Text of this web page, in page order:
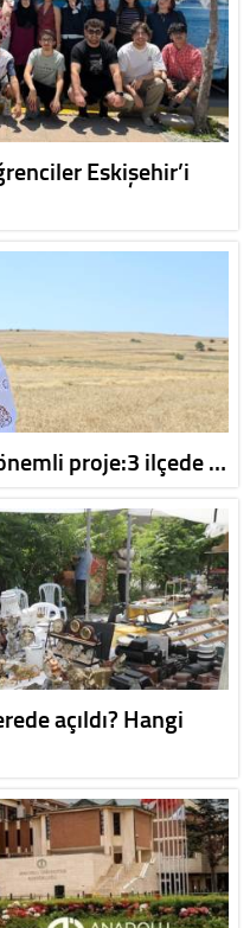
Eskişehir’i
proje:3 ilçede …
açıldı? Hangi